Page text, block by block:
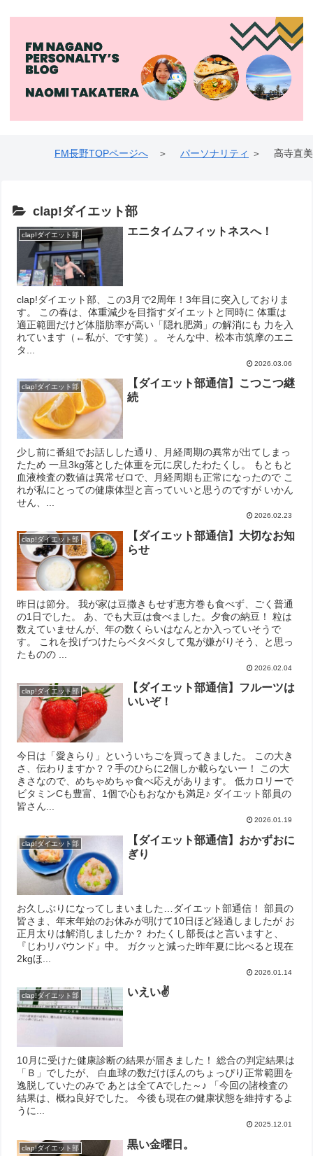
FM長野TOPページへ ＞ パーソナリティ ＞ 高寺直美
clap!ダイエット部
clap!ダイエット部 エニタイムフィットネスへ！
clap!ダイエット部、この3月で2周年！3年目に突入しておりま
す。 この春は、体重減少を目指すダイエットと同時に 体重は
適正範囲だけど体脂肪率が高い「隠れ肥満」の解消にも 力を入
れています（←私が、です笑）。 そんな中、松本市筑摩のエニ
タ...
2026.03.06
clap!ダイエット部
【ダイエット部通信】こつこつ継
続
少し前に番組でお話しした通り、月経周期の異常が出てしまっ
たため 一旦3kg落とした体重を元に戻したわたくし。 もともと
血液検査の数値は異常ゼロで、月経周期も正常になったので こ
れが私にとっての健康体型と言っていいと思うのですが いかん
せん、...
2026.02.23
clap!ダイエット部
【ダイエット部通信】大切なお知
らせ
昨日は節分。 我が家は豆撒きもせず恵方巻も食べず、ごく普通
の1日でした。 あ、でも大豆は食べました。夕食の納豆！ 粒は
数えていませんが、年の数くらいはなんとか入っていそうで
す。 これを投げつけたらベタベタして鬼が嫌がりそう、と思っ
たものの ...
2026.02.04
clap!ダイエット部
【ダイエット部通信】フルーツは
いいぞ！
今日は「愛きらり」といういちごを買ってきました。 この大き
さ、伝わりますか？？手のひらに2個しか載らないー！ この大
きさなので、めちゃめちゃ食べ応えがあります。 低カロリーで
ビタミンCも豊富、1個で心もおなかも満足♪ ダイエット部員の
皆さん...
2026.01.19
clap!ダイエット部
【ダイエット部通信】おかずおに
ぎり
お久しぶりになってしまいました…ダイエット部通信！ 部員の
皆さま、年末年始のお休みが明けて10日ほど経過しましたが お
正月太りは解消しましたか？ わたくし部長はと言いますと、
『じわリバウンド』中。 ガクッと減った昨年夏に比べると現在
2kgほ...
2026.01.14
clap!ダイエット部 いえい✌
10月に受けた健康診断の結果が届きました！ 総合の判定結果は
「Ｂ」でしたが、 白血球の数だけほんのちょっぴり正常範囲を
逸脱していたのみで あとは全てAでした～♪ 「今回の諸検査の
結果は、概ね良好でした。 今後も現在の健康状態を維持するよ
うに...
2025.12.01
clap!ダイエット部 黒い金曜日。